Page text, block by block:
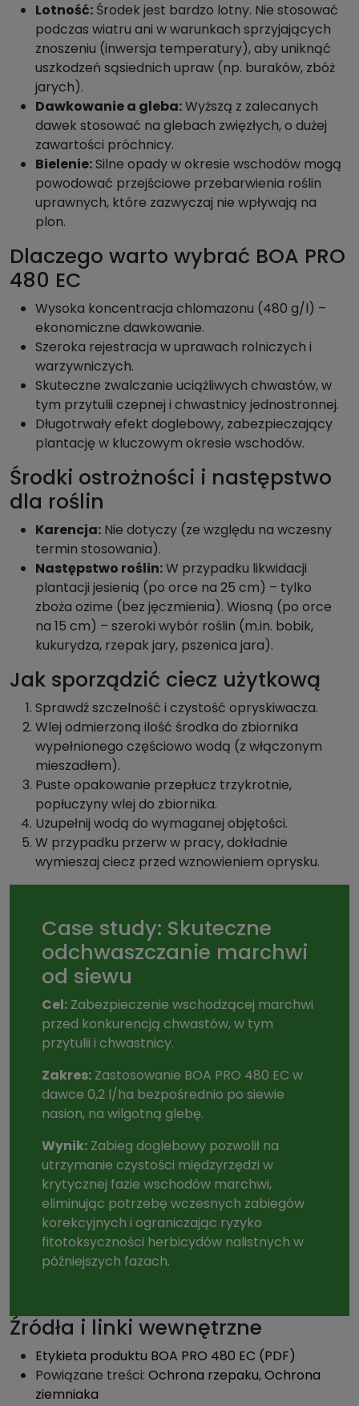
Lotność: Środek jest bardzo lotny. Nie stosować
podczas wiatru ani w warunkach sprzyjających
znoszeniu (inwersja temperatury), aby uniknąć
uszkodzeń sąsiednich upraw (np. buraków, zbóż
jarych).
Dawkowanie a gleba:Wyższą z zalecanych
dawek stosować na glebach zwięzłych, o dużej
zawartości próchnicy.
Bielenie:Silne opady w okresie wschodów mogą
powodować przejściowe przebarwienia roślin
uprawnych, które zazwyczaj nie wpływają na
plon.
Dlaczego warto wybrać BOA PRO
480 EC
Wysoka koncentracja chlomazonu (480 g/l) –
ekonomiczne dawkowanie.
Szeroka rejestracja w uprawach rolniczych i
warzywniczych.
Skuteczne zwalczanie uciążliwych chwastów, w
tym przytulii czepnej i chwastnicy jednostronnej.
Długotrwały efekt doglebowy, zabezpieczający
plantację w kluczowym okresie wschodów.
Środki ostrożności i następstwo
dla roślin
Karencja: Nie dotyczy (ze względu na wczesny
termin stosowania).
Następstwo roślin:W przypadku likwidacji
plantacji jesienią (po orce na 25 cm) – tylko
zboża ozime (bez jęczmienia). Wiosną (po orce
na 15 cm) – szeroki wybór roślin (m.in. bobik,
kukurydza, rzepak jary, pszenica jara).
Jak sporządzić ciecz użytkową
Sprawdź szczelność i czystość opryskiwacza.
Wlej odmierzoną ilość środka do zbiornika
wypełnionego częściowo wodą (z włączonym
mieszadłem).
Puste opakowanie przepłucz trzykrotnie,
popłuczyny wlej do zbiornika.
Uzupełnij wodą do wymaganej objętości.
W przypadku przerw w pracy, dokładnie
wymieszaj ciecz przed wznowieniem oprysku.
Case study: Skuteczne
odchwaszczanie marchwi
od siewu
Cel: Zabezpieczenie wschodzącej marchwi
przed konkurencją chwastów, w tym
przytulii i chwastnicy.
Zakres: Zastosowanie BOA PRO 480 EC w
dawce 0,2 l/ha bezpośrednio po siewie
nasion, na wilgotną glebę.
Wynik: Zabieg doglebowy pozwolił na
utrzymanie czystości międzyrzędzi w
krytycznej fazie wschodów marchwi,
eliminując potrzebę wczesnych zabiegów
korekcyjnych i ograniczając ryzyko
fitotoksyczności herbicydów nalistnych w
późniejszych fazach.
Źródła i linki wewnętrzne
Etykieta produktu BOA PRO 480 EC (PDF)
Powiązane treści: Ochrona rzepaku,Ochrona
ziemniaka